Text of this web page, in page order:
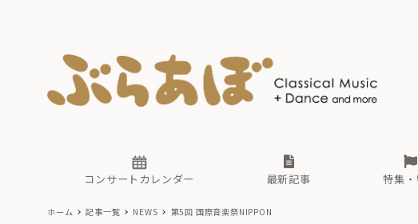
コンサートカレンダー 最新記事 特集
古楽とその先と
無料ライブ配信スケジ
あ か さ
ホーム 記事一覧 NEWS 第5回 国際音楽祭NIPPON